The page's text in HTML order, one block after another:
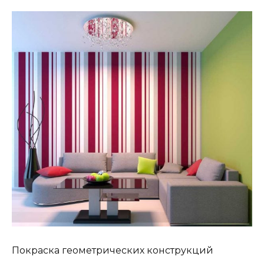
Покраска геометрических конструкций